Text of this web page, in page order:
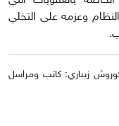
وعزمه على التخلي
زيباري: كاتب ومراسل